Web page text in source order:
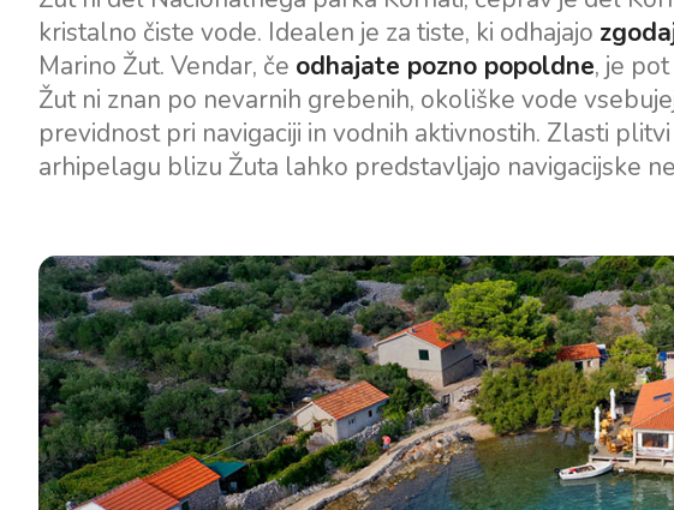
kristalno čiste vode. Idealen je za tiste, ki odhajajo
Marino Žut. Vendar, če odhajate pozno popoldne, je
Žut ni znan po nevarnih grebenih, okoliške vode
previdnost pri navigaciji in vodnih aktivnostih. Zlasti
arhipelagu blizu Žuta lahko predstavljajo navigacijske